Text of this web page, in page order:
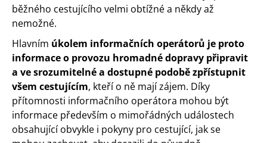
běžného cestujícího velmi obtížné a někdy až
nemožné.
Hlavním úkolem informačních operátorů je proto
informace o provozu hromadné dopravy připravit
a ve srozumitelné a dostupné podobě zpřístupnit
všem cestujícím, kteří o ně mají zájem. Díky
přítomnosti informačního operátora mohou být
informace především o mimořádných událostech
obsahující obvykle i pokyny pro cestující, jak se